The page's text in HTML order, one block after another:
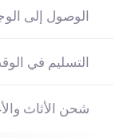
الوصول إلى
التسليم في
شحن الأثاث